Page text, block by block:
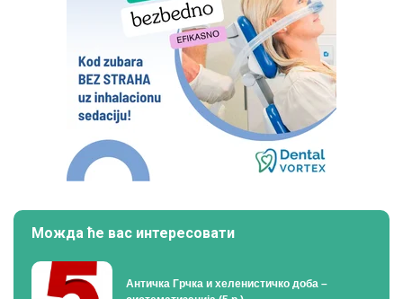
Можда ће вас интересовати
Античка Грчка и хеленистичко доба –